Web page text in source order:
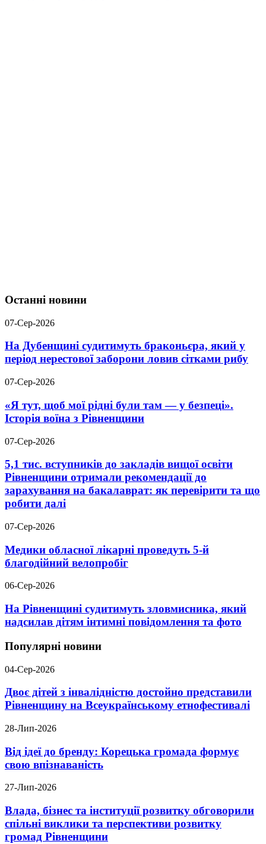
Останні новини
07-Сер-2026
На Дубенщині судитимуть браконьєра, який у
період нерестової заборони ловив сітками рибу
07-Сер-2026
«Я тут, щоб мої рідні були там — у безпеці».
Історія воїна з Рівненщини
07-Сер-2026
5,1 тис. вступників до закладів вищої освіти
Рівненщини отримали рекомендації до
зарахування на бакалаврат: як перевірити та що
робити далі
07-Сер-2026
Медики обласної лікарні проведуть 5-й
благодійний велопробіг
06-Сер-2026
На Рівненщині судитимуть зловмисника, який
надсилав дітям інтимні повідомлення та фото
Популярні новини
04-Сер-2026
Двоє дітей з інвалідністю достойно представили
Рівненщину на Всеукраїнському етнофестивалі
28-Лип-2026
Від ідеї до бренду: Корецька громада формує
свою впізнаваність
27-Лип-2026
Влада, бізнес та інституції розвитку обговорили
спільні виклики та перспективи розвитку
громад Рівненщини